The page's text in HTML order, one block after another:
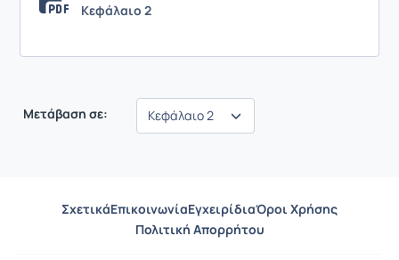
Κεφάλαιο 2
Μετάβαση σε:
ΣχετικάΕπικοινωνίαΕγχειρίδιαΌροι Χρήσης
Πολιτική Απορρήτου